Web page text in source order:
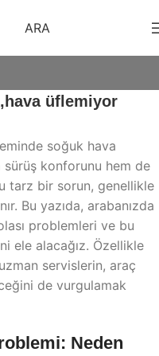
ARA
üflemiyor
soğuk hava
sürüş konforunu hem de
tarz bir sorun, genellikle
Bu yazıda, arabanızda
problemleri ve bu
ele alacağız. Özellikle
servislerin, araç
de vurgulamak
Neden